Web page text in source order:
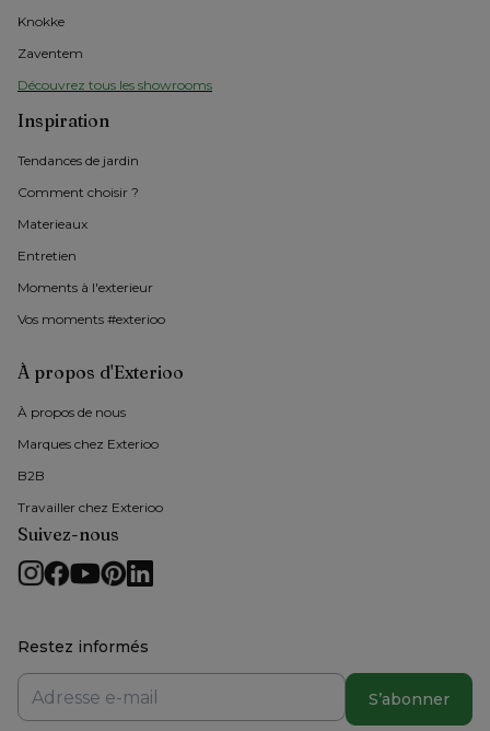
Knokke
Zaventem
Découvrez tous les showrooms
Inspiration
Tendances de jardin
Comment choisir ?
Materieaux
Entretien
Moments à l'exterieur
Vos moments #exterioo
À propos d'Exterioo
À propos de nous
Marques chez Exterioo
B2B
Travailler chez Exterioo
Suivez-nous
Restez informés
S’abonner